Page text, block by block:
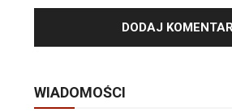
WIADOMOŚCI